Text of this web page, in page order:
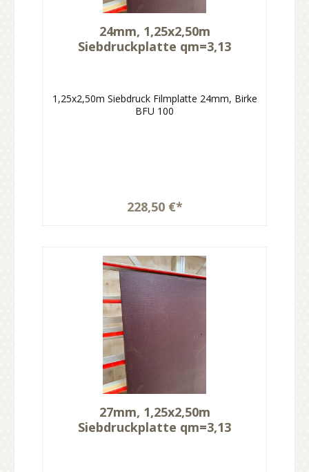
24mm, 1,25x2,50m
Siebdruckplatte qm=3,13
1,25x2,50m Siebdruck Filmplatte 24mm, Birke
BFU 100
228,50 €*
27mm, 1,25x2,50m
Siebdruckplatte qm=3,13